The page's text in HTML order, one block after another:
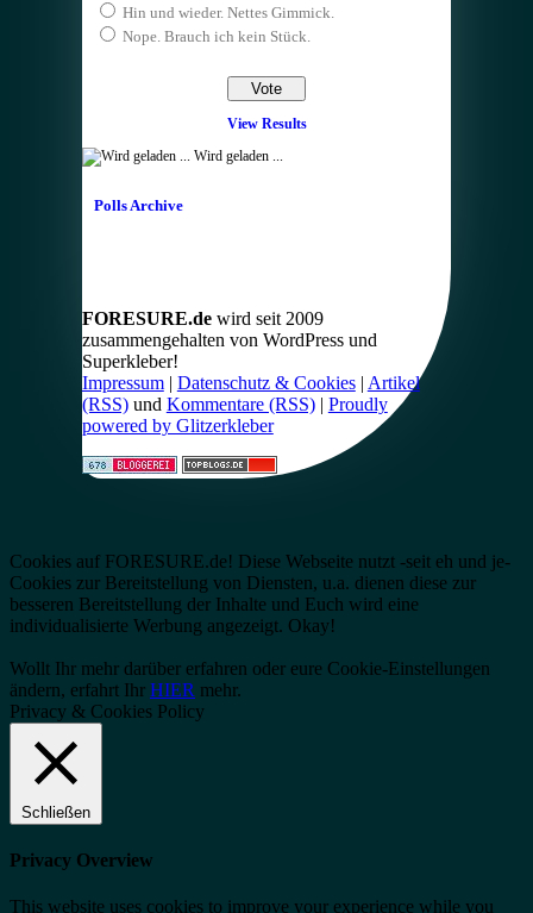
Hin und wieder. Nettes Gimmick.
Nope. Brauch ich kein Stück.
View Results
Wird geladen ...
Polls Archive
FORESURE.dewird seit 2009
zusammengehalten von WordPress und
Superkleber!
Impressum| Datenschutz & Cookies| Artikel
(RSS)und Kommentare (RSS)| Proudly
powered by Glitzerkleber
Cookies auf FORESURE.de! Diese Webseite nutzt -seit eh und je-
Cookies zur Bereitstellung von Diensten, u.a. dienen diese zur
besseren Bereitstellung der Inhalte und Euch wird eine
individualisierte Werbung angezeigt. Okay!
Wollt Ihr mehr darüber erfahren oder eure Cookie-Einstellungen
ändern, erfahrt Ihr HIER mehr.
Privacy & Cookies Policy
Schließen
Privacy Overview
This website uses cookies to improve your experience while you